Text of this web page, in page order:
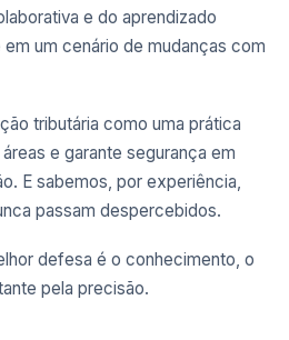
e do aprendizado
um cenário de mudanças com
tributária como uma prática
e garante segurança em
E sabemos, por experiência,
passam despercebidos.
defesa é o conhecimento, o
pela precisão.